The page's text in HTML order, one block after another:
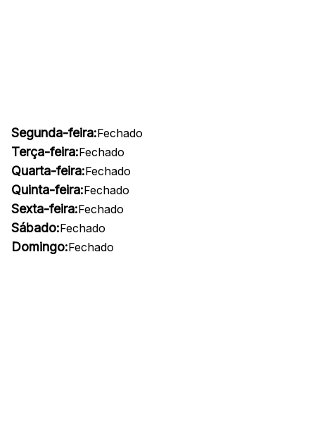
Segunda-feira:Fechado
Terça-feira:Fechado
Quarta-feira:Fechado
Quinta-feira:Fechado
Sexta-feira:Fechado
Sábado:Fechado
Domingo:Fechado